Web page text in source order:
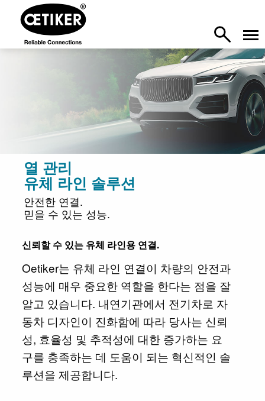
열 관리
유체 라인 솔루션
안전한 연결.
믿을 수 있는 성능.
신뢰할 수 있는 유체 라인용 연결.
Oetiker는 유체 라인 연결이 차량의 안전과
성능에 매우 중요한 역할을 한다는 점을 잘
알고 있습니다. 내연기관에서 전기차로 자
동차 디자인이 진화함에 따라 당사는 신뢰
성, 효율성 및 추적성에 대한 증가하는 요
구를 충족하는 데 도움이 되는 혁신적인 솔
루션을 제공합니다.